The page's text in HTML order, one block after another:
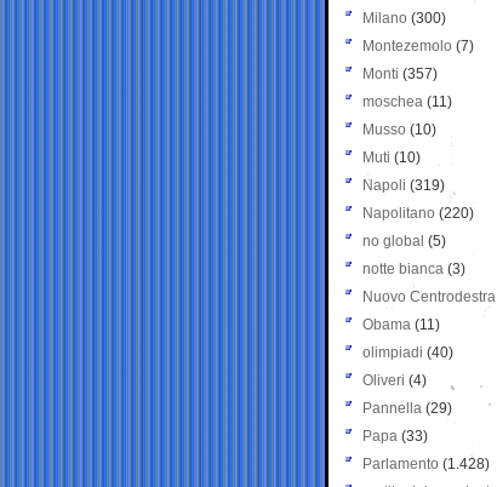
Milano (300)
Montezemolo (7)
Monti (357)
moschea (11)
Musso (10)
Muti (10)
Napoli (319)
Napolitano (220)
no global (5)
notte bianca (3)
Nuovo Centrodestra
Obama (11)
olimpiadi (40)
Oliveri (4)
Pannella (29)
Papa (33)
Parlamento (1.428)